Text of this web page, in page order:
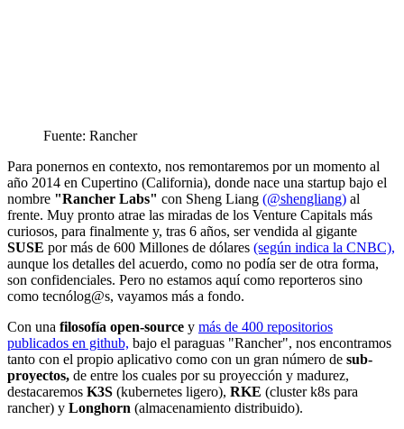
Fuente: Rancher
Para ponernos en contexto, nos remontaremos por un momento al
año 2014 en Cupertino (California), donde nace una startup bajo el
nombre "Rancher Labs" con Sheng Liang (@shengliang) al
frente. Muy pronto atrae las miradas de los Venture Capitals más
curiosos, para finalmente y, tras 6 años, ser vendida al gigante
SUSE por más de 600 Millones de dólares (según indica la CNBC),
aunque los detalles del acuerdo, como no podía ser de otra forma,
son confidenciales. Pero no estamos aquí como reporteros sino
como tecnólog@s, vayamos más a fondo.
Con una filosofía open-source y más de 400 repositorios
publicados en github, bajo el paraguas "Rancher", nos encontramos
tanto con el propio aplicativo como con un gran número de sub-
proyectos, de entre los cuales por su proyección y madurez,
destacaremos K3S (kubernetes ligero), RKE (cluster k8s para
rancher) y Longhorn (almacenamiento distribuido).